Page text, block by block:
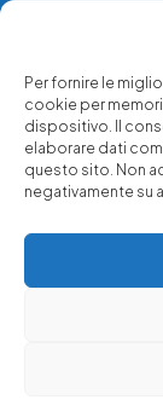
Per fornire le
cookie per
dispositivo. Il
elaborare dati
questo sito. Non
negativamente su
14571101006 -